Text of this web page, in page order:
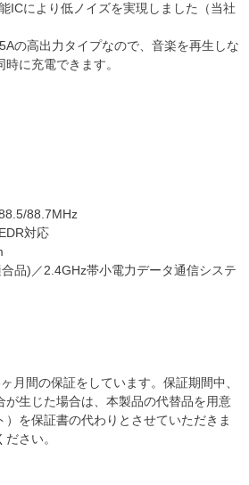
ICにより低ノイズを実現しました（当社
の高出力タイプなので、音楽を再生しな
に充電できます。
88.7MHz
対応
品)／2.4GHz帯小電力データ通信システ
月間の保証をしています。保証期間中、
が生じた場合は、本製品の代替品を用意
）を保証書の代わりとさせていただきま
さい。